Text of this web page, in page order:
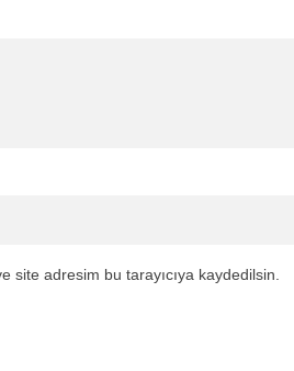
site adresim bu tarayıcıya kaydedilsin.